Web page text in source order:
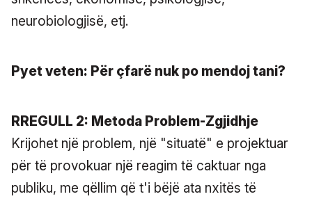
neurobiologjisë, etj.
Pyet veten: Për çfarë nuk po mendoj tani?
RREGULL 2: Metoda Problem-Zgjidhje
Krijohet një problem, një "situatë" e projektuar
për të provokuar një reagim të caktuar nga
publiku, me qëllim që t'i bëjë ata nxitës të